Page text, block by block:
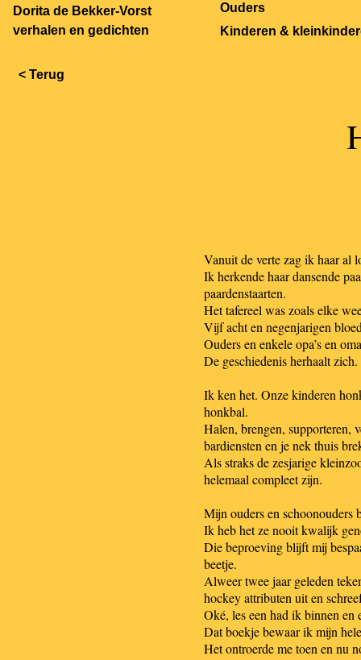
Dorita de Bekker-Vorst
verhalen en gedichten
Ouders
Kinderen &
< Terug
Vanuit de verte zag ik haar al
Ik herkende haar dansende
paardenstaarten.
Het tafereel was zoals elke
Vijf acht en negenjarigen
Ouders en enkele opa’s en
De geschiedenis herhaalt zich.
Ik ken het. Onze kinderen
honkbal.
Halen, brengen, supporteren,
bardiensten en je nek thuis
Als straks de zesjarige
helemaal compleet zijn.
Mijn ouders en schoonouders
Ik heb het ze nooit kwalijk
Die beproeving blijft mij
beetje.
Alweer twee jaar geleden
hockey attributen uit en
Oké, les een had ik binnen en
Dat boekje bewaar ik mijn
Het ontroerde me toen en nu